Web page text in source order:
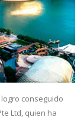
conseguido
Ltd, quien ha